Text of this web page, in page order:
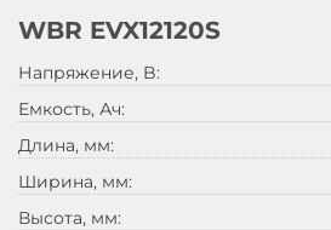
WBR EVX12120S
Напряжение, B:
Емкость, Ач:
Длина, мм:
Ширина, мм:
Высота, мм: